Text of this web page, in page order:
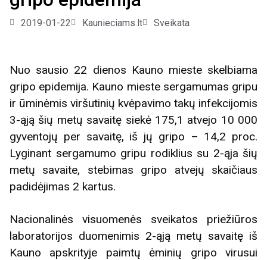
2019-01-22 Kaunieciams.lt Sveikata
Nuo sausio 22 dienos Kauno mieste skelbiama
gripo epidemija. Kauno mieste sergamumas gripu
ir ūminėmis viršutinių kvėpavimo takų infekcijomis
3-ąją šių metų savaitę siekė 175,1 atvejo 10 000
gyventojų per savaitę, iš jų gripo – 14,2 proc.
Lyginant sergamumo gripu rodiklius su 2-ąja šių
metų savaite, stebimas gripo atvejų skaičiaus
padidėjimas 2 kartus.
Nacionalinės visuomenės sveikatos priežiūros
laboratorijos duomenimis 2-ąją metų savaitę iš
Kauno apskrityje paimtų ėminių gripo virusui